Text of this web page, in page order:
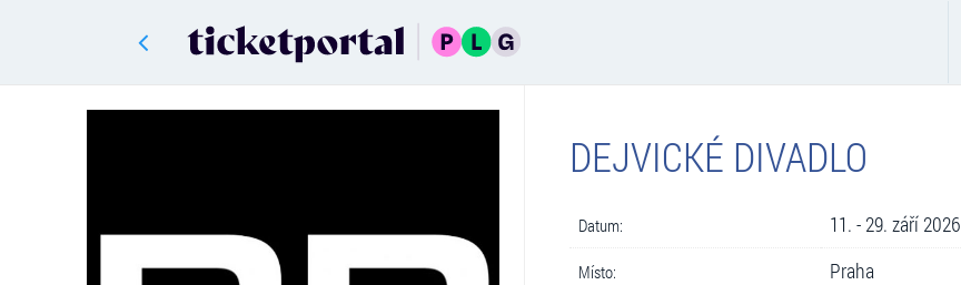
DEJVICKÉ DIVADLO
Datum: 11. - 29. září 2026
Místo: Praha